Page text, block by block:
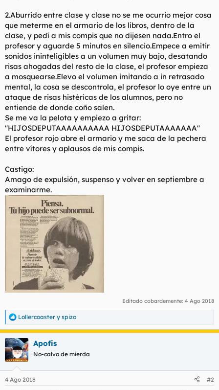
2.Aburrido entre clase y clase no se me ocurrio mejor cosa
que meterme en el armario de los libros, dentro de la
clase, y pedí a mis compis que no dijesen nada.Entro el
profesor y aguarde 5 minutos en silencio.Empece a emitir
sonidos ininteligibles a un volumen muy bajo, desatando
risas ahogadas del resto de la clase, el profesor empieza
a mosquearse.Elevo el volumen imitando a in retrasado
mental, la cosa se descontrola, el profesor lo oye entre un
ataque de risas histéricas de los alumnos, pero no
entiende de donde coño salen.
Se me va la pelota y empiezo a gritar:
"HIJOSDEPUTAAAAAAAAAA HIJOSDEPUTAAAAAAA"
El profesor rojo abre el armario y me saca de la pechera
entre vítores y aplausos de mis compis.
Castigo:
Amago de expulsión, suspenso y volver en septiembre a
examinarme.
Editado cobardemente: 4 Ago 2018
R
e
a
c
c
i
e
Lollercoaster y spizo
Apofis
No-calvo de mierda
4 Ago 2018 #2